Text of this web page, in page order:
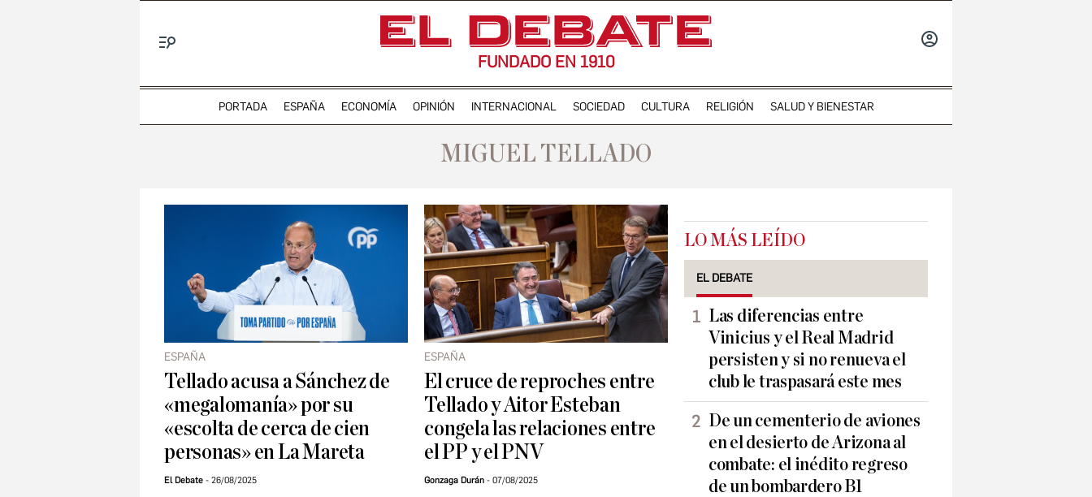
FUNDADO EN 1910
PORTADA ESPAÑA ECONOMÍA OPINIÓN INTERNACIONAL SOCIEDAD CULTURA RELIGIÓN SALUD Y BIENESTAR
MIGUEL TELLADO
ESPAÑA
Tellado acusa a Sánchez de
«megalomanía» por su
«escolta de cerca de cien
personas» en La Mareta
El Debate 26/08/2025
ESPAÑA
El cruce de reproches entre
Tellado y Aitor Esteban
congela las relaciones entre
el PP y el PNV
Gonzaga Durán 07/08/2025
LO MÁS LEÍDO
EL DEBATE
Las diferencias entre
Vinicius y el Real Madrid
persisten y si no renueva el
club le traspasará este mes
De un cementerio de aviones
en el desierto de Arizona al
combate: el inédito regreso
de un bombardero B1